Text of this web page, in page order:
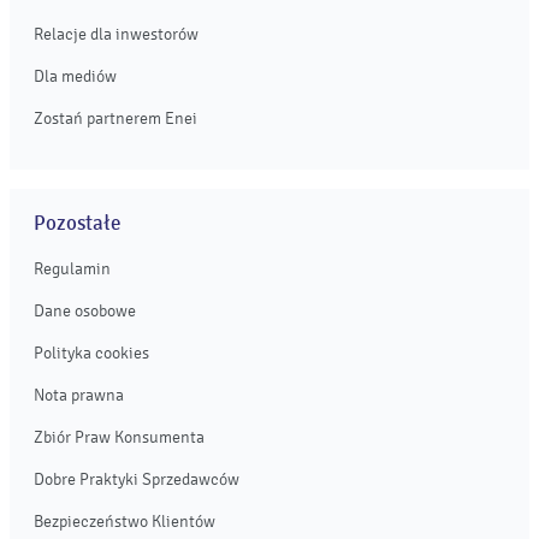
Relacje dla inwestorów
Dla mediów
Zostań partnerem Enei
Pozostałe
Regulamin
Dane osobowe
Polityka cookies
Nota prawna
Zbiór Praw Konsumenta
Dobre Praktyki Sprzedawców
Bezpieczeństwo Klientów